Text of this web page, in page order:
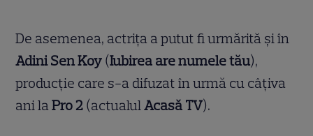
De asemenea, actrița a putut fi urmărită și în
Adini Sen Koy (Iubirea are numele tău),
producție care s-a difuzat în urmă cu câțiva
ani laPro 2 (actualulAcasă TV).